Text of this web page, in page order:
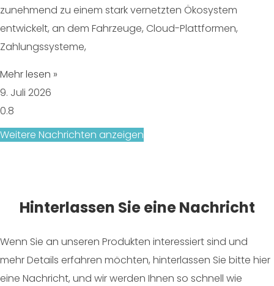
zunehmend zu einem stark vernetzten Ökosystem
entwickelt, an dem Fahrzeuge, Cloud-Plattformen,
Zahlungssysteme,
Mehr lesen »
9. Juli 2026
Weitere Nachrichten anzeigen
Hinterlassen Sie eine Nachricht
Wenn Sie an unseren Produkten interessiert sind und
mehr Details erfahren möchten, hinterlassen Sie bitte hier
eine Nachricht, und wir werden Ihnen so schnell wie